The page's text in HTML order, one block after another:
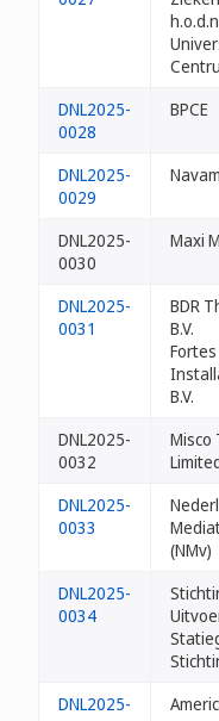
DNL2025-
0028
BPCE
DNL2025-
0029
DNL2025-
0030
Maxi
DNL2025-
0031
BDR
B.V.
B.V.
DNL2025-
0032
Misco
DNL2025-
0033
(NMv)
DNL2025-
0034
DNL2025-